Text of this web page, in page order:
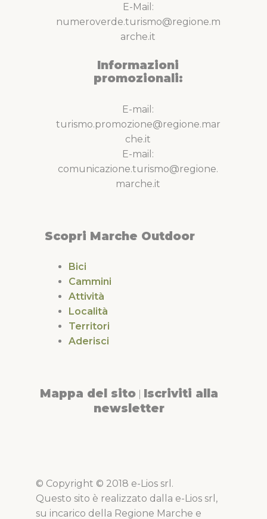
E-Mail:
numeroverde.turismo@regione.m
arche.it
Informazioni
promozionali:
E-mail:
turismo.promozione@regione.mar
che.it
E-mail:
comunicazione.turismo@regione.
marche.it
Scopri Marche Outdoor
Bici
Cammini
Attività
Località
Territori
Aderisci
Mappa del sito Iscriviti alla
newsletter
© Copyright © 2018 e-Lios srl.
Questo sito è realizzato dalla e-Lios srl,
su incarico della Regione Marche e